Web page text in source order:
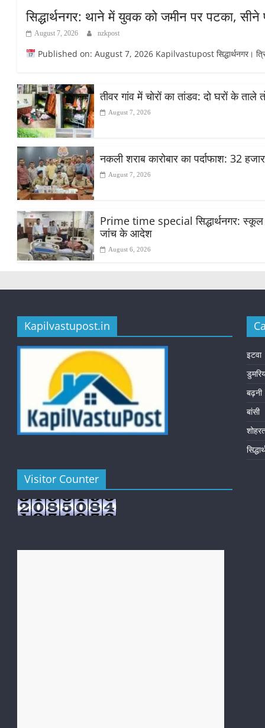
सिद्धार्थनगर: थाने में युवक को जमीन पर पटका, सीने
August 7, 2026 nzkpost
Published on: August 7, 2026 Kapilvastupost सिद्धार्थनगर।
तीवर गांव में चोरों का तांडव: दो घरों के
August 7, 2026
नकली शराब कारोबार का पर्दाफाश: 32
August 7, 2026
Prime time special सिद्धार्थनगर: स्कूल
जांच के आदेश
August 6, 2026
Kapilvastupost.in
Visitor Counter
इटवा
बढ़नी
बांसी